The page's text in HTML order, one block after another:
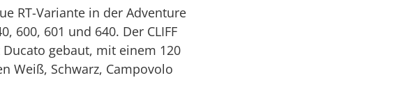
RT-Variante in der Adventure
600, 601 und 640. Der CLIFF
Ducato gebaut, mit einem 120
Weiß, Schwarz, Campovolo